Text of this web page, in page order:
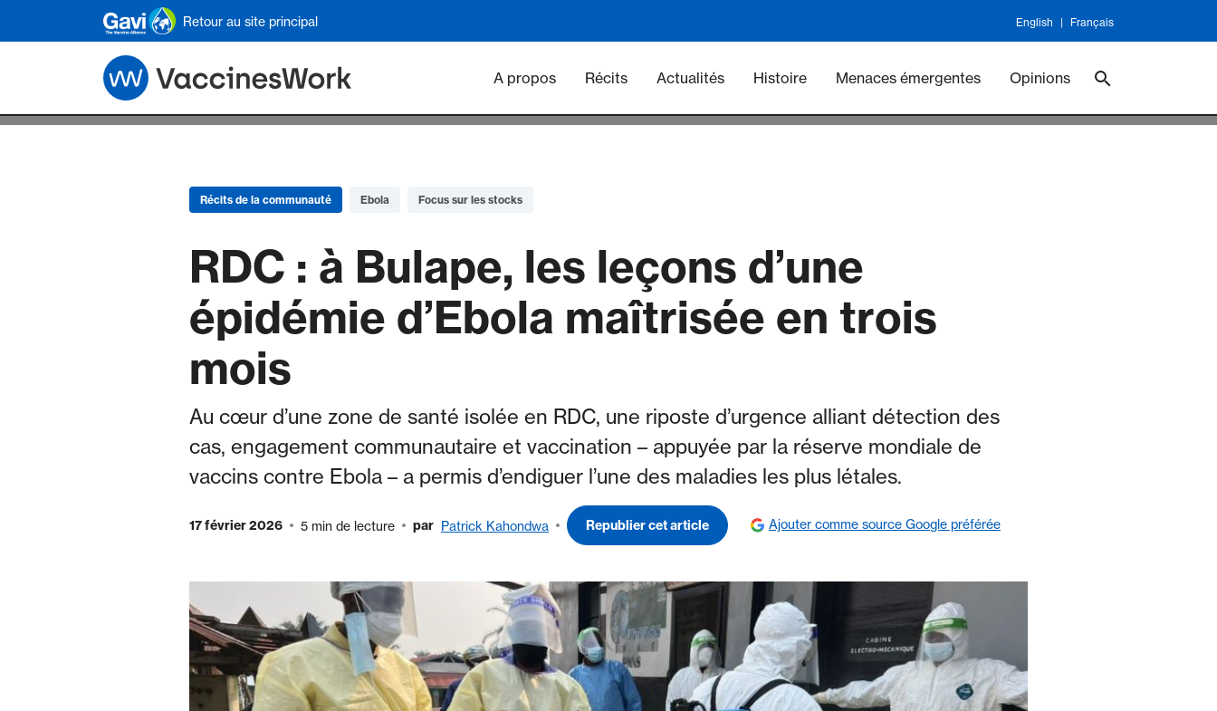
Skip to main content
Retour au site principal English Français
Main navigation - Vaccineswork
A propos Récits Actualités Histoire Menaces émergentes Opinions
Récits de la communauté Ebola Focus sur les stocks
RDC : à Bulape, les leçons d’une
épidémie d’Ebola maîtrisée en trois
mois
Au cœur d’une zone de santé isolée en RDC, une riposte d’urgence alliant détection des
cas, engagement communautaire et vaccination – appuyée par la réserve mondiale de
vaccins contre Ebola – a permis d’endiguer l’une des maladies les plus létales.
17 février 2026 5 min de lecture par Patrick Kahondwa Republier cet article Ajouter comme source Google préférée